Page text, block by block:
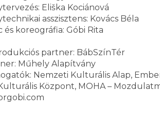
Eliška Kociánová
asszisztens: Kovács Béla
és koreográfia: Góbi Rita
partner: BábSzínTér
Műhely Alapítvány
Nemzeti Kulturális Alap,
Központ, MOHA –